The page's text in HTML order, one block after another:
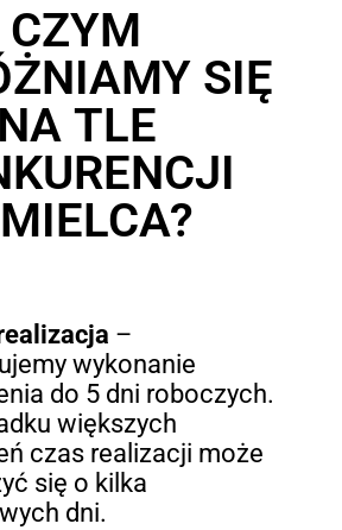
CZYM
SIĘ
NA TLE
–
wykonanie
do 5 dni roboczych.
większych
czas realizacji może
się o kilka
dni.